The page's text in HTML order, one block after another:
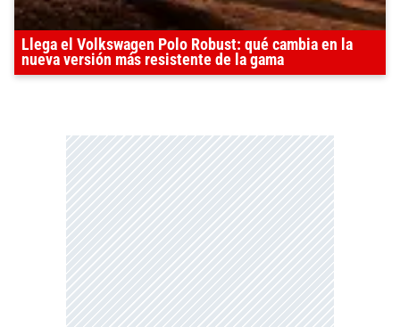
Llega el Volkswagen Polo Robust: qué cambia en la
nueva versión más resistente de la gama